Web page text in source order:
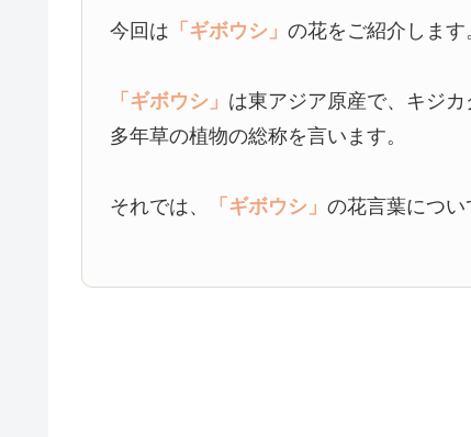
今回は 「ギボウシ」の花をご紹介します
「ギボウシ」 は東アジア原産で、キジ
多年草の植物の総称を言います。
それでは、 「ギボウシ」の花言葉につい